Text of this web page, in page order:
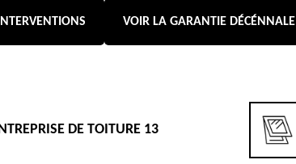
VOIR LA GARANTIE DÉCÉNNALE
DE TOITURE 13